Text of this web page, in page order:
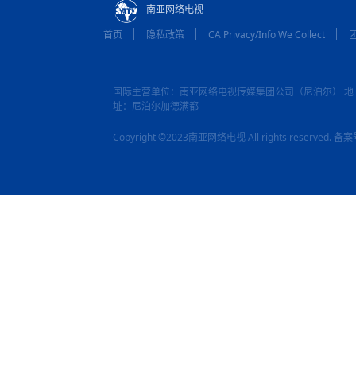
南亚网络电视
首页
隐私政策 CA Privacy/Info We Collect
国际主营单位：南亚网络电视传媒集团公司（尼泊尔） 地
址：尼泊尔加德满都
Copyright ©2023南亚网络电视 All rights reserved. 备